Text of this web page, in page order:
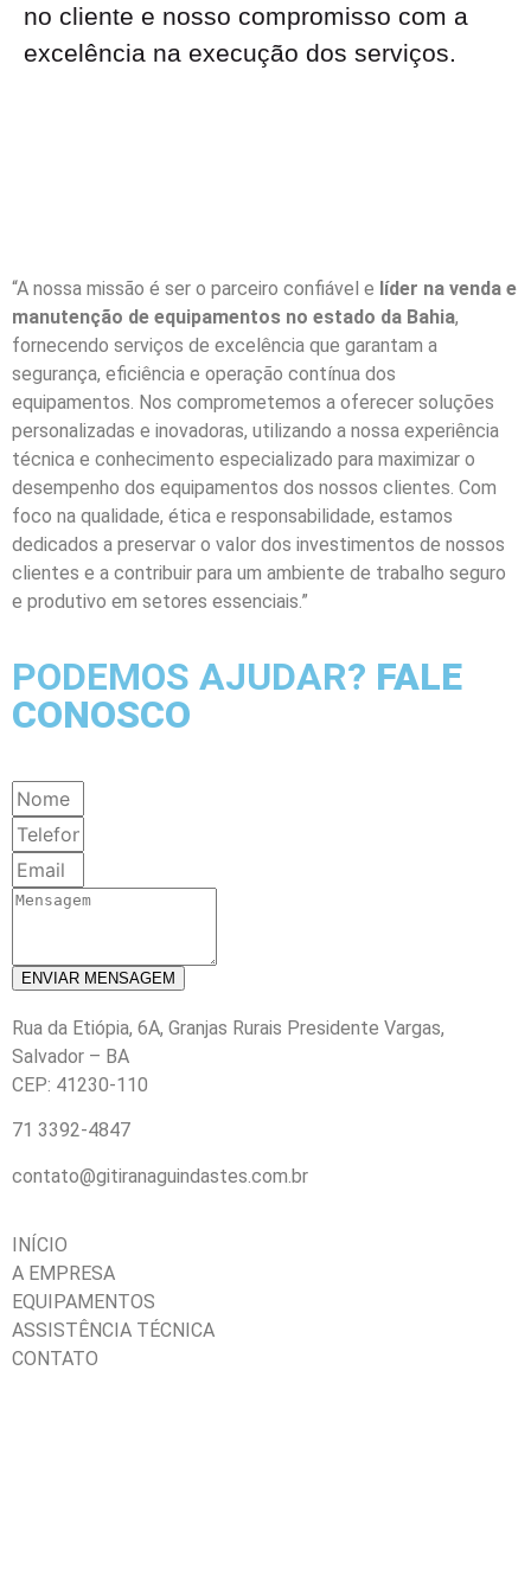
no cliente e nosso compromisso com a
excelência na execução dos serviços.
“A nossa missão é ser o parceiro confiável e líder na venda e
manutenção de equipamentos no estado da Bahia,
fornecendo serviços de excelência que garantam a
segurança, eficiência e operação contínua dos
equipamentos. Nos comprometemos a oferecer soluções
personalizadas e inovadoras, utilizando a nossa experiência
técnica e conhecimento especializado para maximizar o
desempenho dos equipamentos dos nossos clientes. Com
foco na qualidade, ética e responsabilidade, estamos
dedicados a preservar o valor dos investimentos de nossos
clientes e a contribuir para um ambiente de trabalho seguro
e produtivo em setores essenciais.”
PODEMOS AJUDAR? FALE
CONOSCO
ENVIAR MENSAGEM
Rua da Etiópia, 6A, Granjas Rurais Presidente Vargas,
Salvador – BA
CEP: 41230-110
71 3392-4847
contato@gitiranaguindastes.com.br
INÍCIO
A EMPRESA
EQUIPAMENTOS
ASSISTÊNCIA TÉCNICA
CONTATO